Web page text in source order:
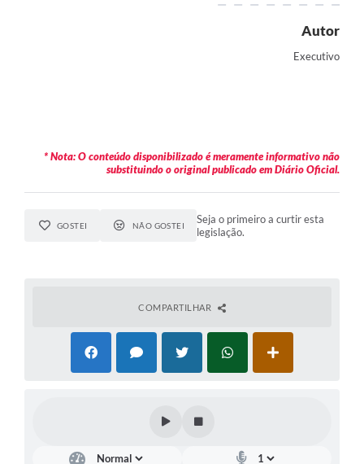
Autor
Executivo
* Nota: O conteúdo disponibilizado é meramente informativo não
substituindo o original publicado em Diário Oficial.
GOSTEI NÃO GOSTEI
Seja o primeiro a curtir esta
legislação.
COMPARTILHAR